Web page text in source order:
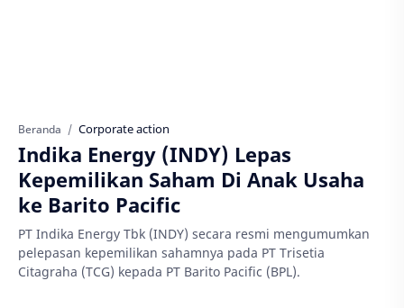
Beranda Corporate action
Indika Energy (INDY) Lepas
Kepemilikan Saham Di Anak Usaha
ke Barito Pacific
PT Indika Energy Tbk (INDY) secara resmi mengumumkan
pelepasan kepemilikan sahamnya pada PT Trisetia
Citagraha (TCG) kepada PT Barito Pacific (BPL).